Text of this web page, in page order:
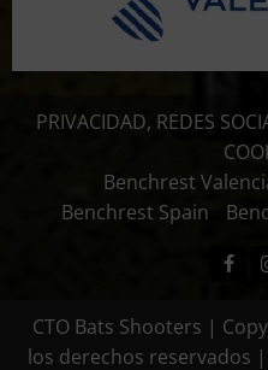
PRIVACIDAD, REDES
Benchrest
Benchrest Spain
CTO Bats Shooters |
los derechos reservados |